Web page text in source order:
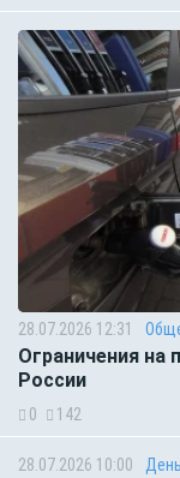
28.07.2026 12:31
Ограничения на
России
0 142
28.07.2026 10:00